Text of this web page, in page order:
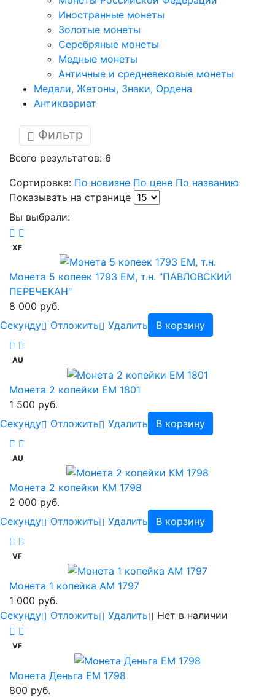
Иностранные монеты
Золотые монеты
Серебряные монеты
Медные монеты
Античные и средневековые монеты
Медали, Жетоны, Знаки, Ордена
Антиквариат
Фильтр
Всего результатов: 6
Сортировка: По новизне По цене По названию
Показывать на странице
Вы выбрали:
XF
Монета 5 копеек 1793 ЕМ, т.н. "ПАВЛОВСКИЙ
ПЕРЕЧЕКАН"
8 000 руб.
Cекунду
Отложить Удалить В корзину
AU
Монета 2 копейки ЕМ 1801
1 500 руб.
Cекунду
Отложить Удалить В корзину
AU
Монета 2 копейки КМ 1798
2 000 руб.
Cекунду
Отложить Удалить В корзину
VF
Монета 1 копейка АМ 1797
1 000 руб.
Cекунду
Отложить Удалить Нет в наличии
VF
Монета Деньга ЕМ 1798
800 руб.